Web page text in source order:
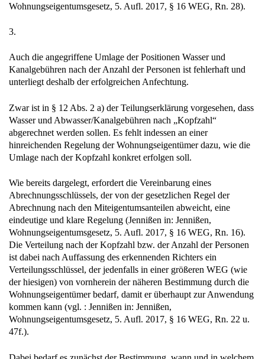
Wohnungseigentumsgesetz, 5. Aufl. 2017, § 16 WEG, Rn. 28).
3.
Auch die angegriffene Umlage der Positionen Wasser und
Kanalgebühren nach der Anzahl der Personen ist fehlerhaft und
unterliegt deshalb der erfolgreichen Anfechtung.
Zwar ist in § 12 Abs. 2 a) der Teilungserklärung vorgesehen, dass
Wasser und Abwasser/Kanalgebühren nach „Kopfzahl“
abgerechnet werden sollen. Es fehlt indessen an einer
hinreichenden Regelung der Wohnungseigentümer dazu, wie die
Umlage nach der Kopfzahl konkret erfolgen soll.
Wie bereits dargelegt, erfordert die Vereinbarung eines
Abrechnungsschlüssels, der von der gesetzlichen Regel der
Abrechnung nach den Miteigentumsanteilen abweicht, eine
eindeutige und klare Regelung (Jennißen in: Jennißen,
Wohnungseigentumsgesetz, 5. Aufl. 2017, § 16 WEG, Rn. 16).
Die Verteilung nach der Kopfzahl bzw. der Anzahl der Personen
ist dabei nach Auffassung des erkennenden Richters ein
Verteilungsschlüssel, der jedenfalls in einer größeren WEG (wie
der hiesigen) von vornherein der näheren Bestimmung durch die
Wohnungseigentümer bedarf, damit er überhaupt zur Anwendung
kommen kann (vgl. : Jennißen in: Jennißen,
Wohnungseigentumsgesetz, 5. Aufl. 2017, § 16 WEG, Rn. 22 u.
47f.).